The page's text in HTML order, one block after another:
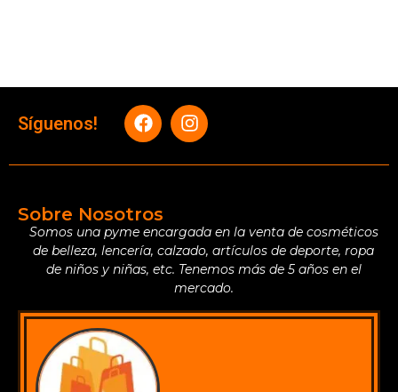
Síguenos!
Sobre Nosotros
Somos una pyme encargada en la venta de cosméticos
de belleza, lencería, calzado, artículos de deporte, ropa
de niños y niñas, etc. Tenemos más de 5 años en el
mercado.